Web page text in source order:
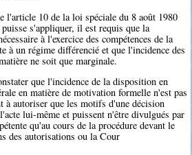
l'article 10 de la loi spéciale du 8 août 1980
s'appliquer, il est requis que la
à l'exercice des compétences de la
à un régime différencié et que l'incidence des
ne soit que marginale.
que l'incidence de la disposition en
en matière de motivation formelle n'est pas
à autoriser que les motifs d'une décision
lui-même et puissent n'être divulgués par
qu'au cours de la procédure devant le
des autorisations ou la Cour